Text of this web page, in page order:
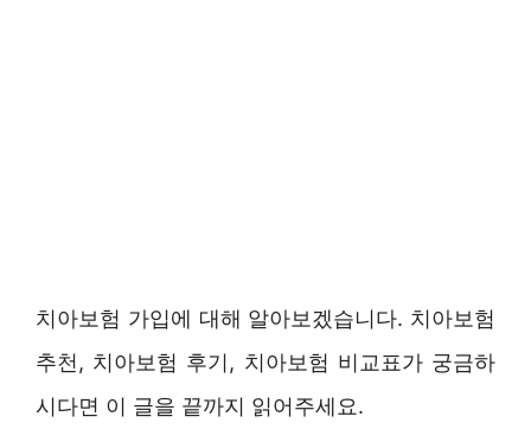
치아보험 가입에 대해 알아보겠습니다. 치아보험
추천, 치아보험 후기, 치아보험 비교표가 궁금하
시다면 이 글을 끝까지 읽어주세요.